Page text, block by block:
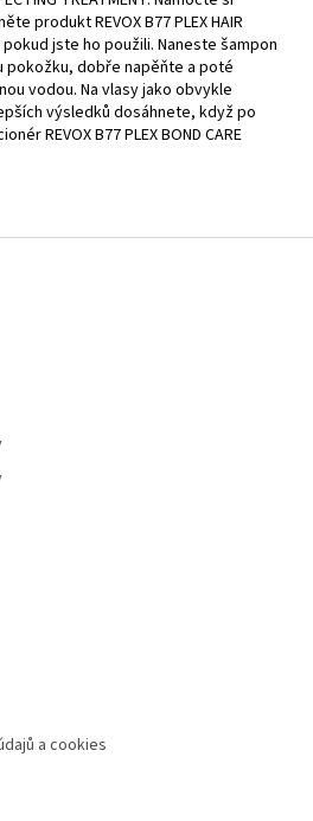
produkt REVOX B77 PLEX HAIR
pokud jste ho použili. Naneste šampon
pokožku, dobře napěňte a poté
vodou. Na vlasy jako obvykle
výsledků dosáhnete, když po
REVOX B77 PLEX BOND CARE
a cookies